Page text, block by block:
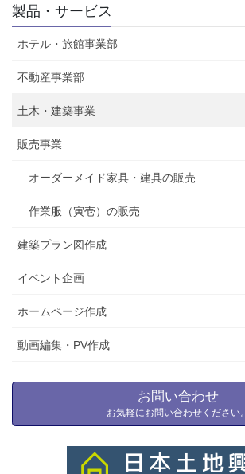
製品・サービス
ホテル・旅館事業部
不動産事業部
土木・建築事業
販売事業
オーダーメイド家具・建具の販売
作業服（寅壱）の販売
建築プラン図作成
イベント企画
ホームページ作成
動画編集・PV作成
お問い合わせ
お気軽にお問い合わせください。